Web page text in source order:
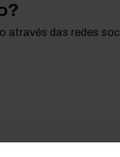
através das redes